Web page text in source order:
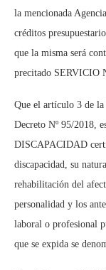
la mencionada
créditos
que la misma será
precitado
Que el artículo 3 de
Decreto Nº 95/2018,
DISCAPACIDAD
discapacidad, su
rehabilitación del
personalidad y los
laboral o profesional
que se expida se